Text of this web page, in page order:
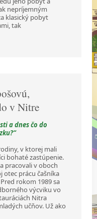
nepríjemným
klasický pobyt
tak
v Nitre
a dnes čo do
v ktorej mali
bohaté zastúpenie.
pracovali v oboch
otec prácu čašníka
rokom 1989 sa
výcviku vo
Nitra
učňov. Už ako